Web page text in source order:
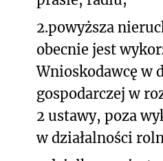
2.powyższa
obecnie jest
Wnioskodawcę w
gospodarczej w
2 ustawy, poza
w działalności